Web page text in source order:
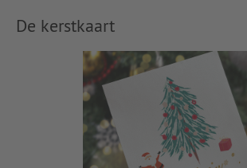
De kerstkaart